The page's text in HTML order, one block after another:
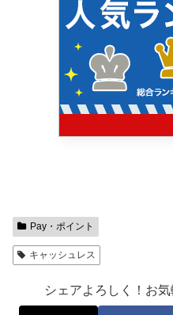
Pay・ポイント
キャッシュレス
シェアよろしく！お